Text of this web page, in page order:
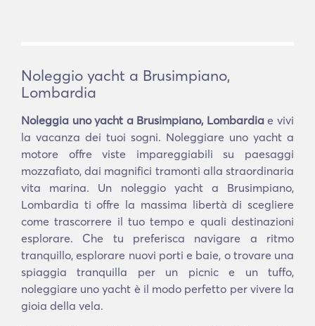
Noleggio yacht a Brusimpiano,
Lombardia
Noleggia uno yacht a Brusimpiano, Lombardiae vivi
la vacanza dei tuoi sogni. Noleggiare uno yacht a
motore offre viste impareggiabili su paesaggi
mozzafiato, dai magnifici tramonti alla straordinaria
vita marina. Un noleggio yacht a Brusimpiano,
Lombardia ti offre la massima libertà di scegliere
come trascorrere il tuo tempo e quali destinazioni
esplorare. Che tu preferisca navigare a ritmo
tranquillo, esplorare nuovi porti e baie, o trovare una
spiaggia tranquilla per un picnic e un tuffo,
noleggiare uno yacht è il modo perfetto per vivere la
gioia della vela.